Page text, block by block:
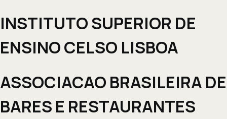
INSTITUTO SUPERIOR DE
ENSINO CELSO LISBOA
ASSOCIACAO BRASILEIRA DE
BARES E RESTAURANTES